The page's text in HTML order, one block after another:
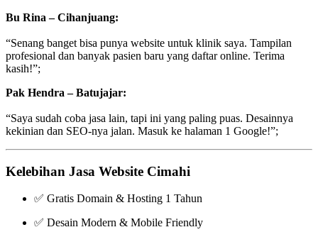
Bu Rina – Cihanjuang:
“Senang banget bisa punya website untuk klinik saya. Tampilan
profesional dan banyak pasien baru yang daftar online. Terima
kasih!”;
Pak Hendra – Batujajar:
“Saya sudah coba jasa lain, tapi ini yang paling puas. Desainnya
kekinian dan SEO-nya jalan. Masuk ke halaman 1 Google!”;
Kelebihan Jasa Website Cimahi
✅ Gratis Domain & Hosting 1 Tahun
✅ Desain Modern & Mobile Friendly